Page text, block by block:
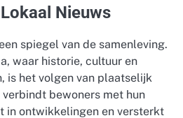
Nieuws
spiegel van de samenleving.
waar historie, cultuur en
is het volgen van plaatselijk
bewoners met hun
in ontwikkelingen en versterkt